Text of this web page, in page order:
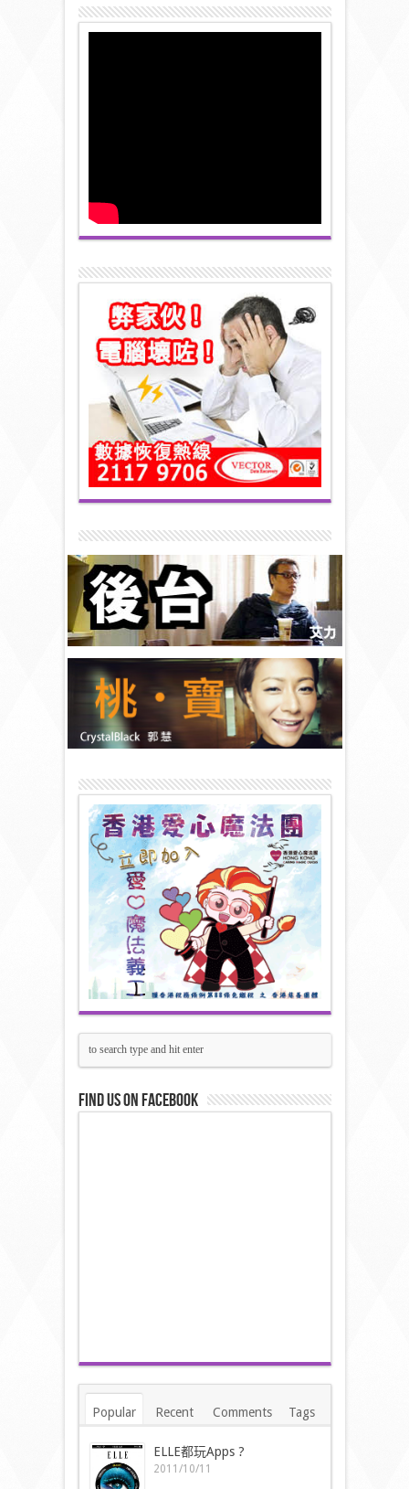
Find us on Facebook
Popular Recent Comments Tags
ELLE都玩Apps ?
2011/10/11